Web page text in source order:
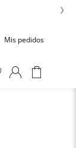
›
Mis pedidos